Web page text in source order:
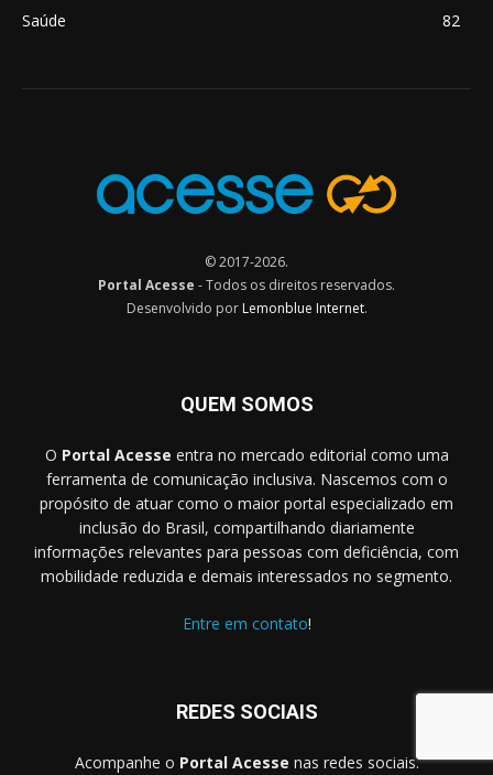
Saúde
82
© 2017-2026.
Portal Acesse - Todos os direitos reservados.
Desenvolvido por Lemonblue Internet.
QUEM SOMOS
O Portal Acesse entra no mercado editorial como uma
ferramenta de comunicação inclusiva. Nascemos com o
propósito de atuar como o maior portal especializado em
inclusão do Brasil, compartilhando diariamente
informações relevantes para pessoas com deficiência, com
mobilidade reduzida e demais interessados no segmento.
Entre em contato!
REDES SOCIAIS
Acompanhe o Portal Acesse nas redes sociais.